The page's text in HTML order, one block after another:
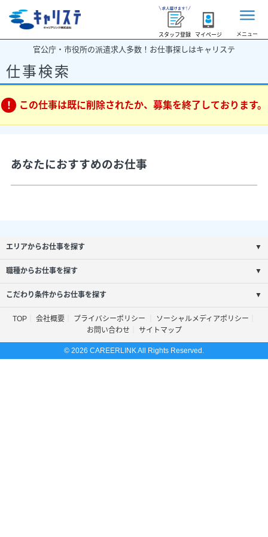
スタッフ登録 マイページ メニュー
官公庁・市役所の派遣求人多数！お仕事探しはキャリステ
仕事検索
この仕事は既に削除されたか、募集を終了しております。
あなたにおすすめのお仕事
エリアからお仕事を探す ▼
職種からお仕事を探す ▼
こだわり条件からお仕事を探す ▼
TOP 会社概要 プライバシーポリシー
ソーシャルメディアポリシー
お問い合わせ
サイトマップ
© 2026 CAREERLINK All Rights Reserved.